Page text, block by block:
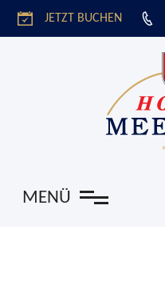
JETZT BUCHEN
MENÜ